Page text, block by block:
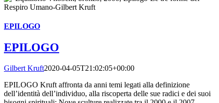
EPILOGO
EPILOGO
Gilbert Kruft2020-04-05T21:02:05+00:00
EPILOGO Kruft affronta da anni temi legati alla definizione
dell’identità dell’individuo, alla riscoperta delle sue radici e dei suoi